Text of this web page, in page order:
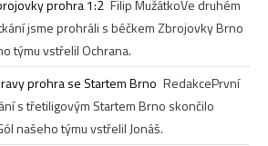
prohra 1:2 Filip MužátkoVe druhém
jsme prohráli s béčkem Zbrojovky Brno
týmu vstřelil Ochrana.
prohra se Startem Brno RedakcePrvní
s třetiligovým Startem Brno skončilo
našeho týmu vstřelil Jonáš.